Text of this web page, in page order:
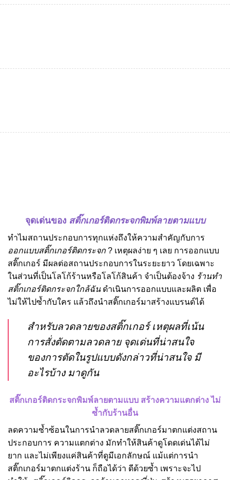
จุดเด่นของ สติ๊กเกอร์ติดกระจกพิมพ์ลายตามแบบ
ทำไมสถานประกอบการทุกแห่งถึงให้ความสำคัญกับการ
ออกแบบสติ๊กเกอร์ติดกระจก ? เหตุผลง่าย ๆ เลย การออกแบบ
สติ๊กเกอร์ มีผลต่อสถานประกอบการในระยะยาว โดยเฉพาะ
ในส่วนที่เป็นโลโก้ร้านหรือโลโก้สินค้า จำเป็นต้องจ้าง ร้านทํา
สติ๊กเกอร์ติดกระจกใกล้ฉัน ดำเนินการออกแบบและผลิต เพื่อ
ไม่ให้ไปซ้ำกับใคร แล้วถึงนำสติ๊กเกอร์มาสร้างแบรนด์ได้
สำหรับลวดลายของสติ๊กเกอร์ เหตุผลที่เน้น
การสั่งตัดตามลวดลาย จุดเด่นที่น่าสนใจ
ของการตัดในรูปแบบดังกล่าวที่น่าสนใจ มี
อะไรบ้าง มาดูกัน
สติ๊กเกอร์ติดกระจกพิมพ์ลายตามแบบ สร้างความแตกต่าง ไม่
ซ้ำกับร้านอื่น
ลดความซ้ำซ้อนในการนำลวดลายสติ๊กเกอร์มาตกแต่งสถาน
ประกอบการ ความแตกต่าง มักทำให้สินค้าดูโดดเด่นได้ไม่
ยาก และไม่เพียงแค่สินค้าที่ดูมีเอกลักษณ์ แม้แต่การนำ
สติ๊กเกอร์มาตกแต่งร้าน ก็ถือได้ว่า ดีด้วยซ้ำ เพราะจะไป